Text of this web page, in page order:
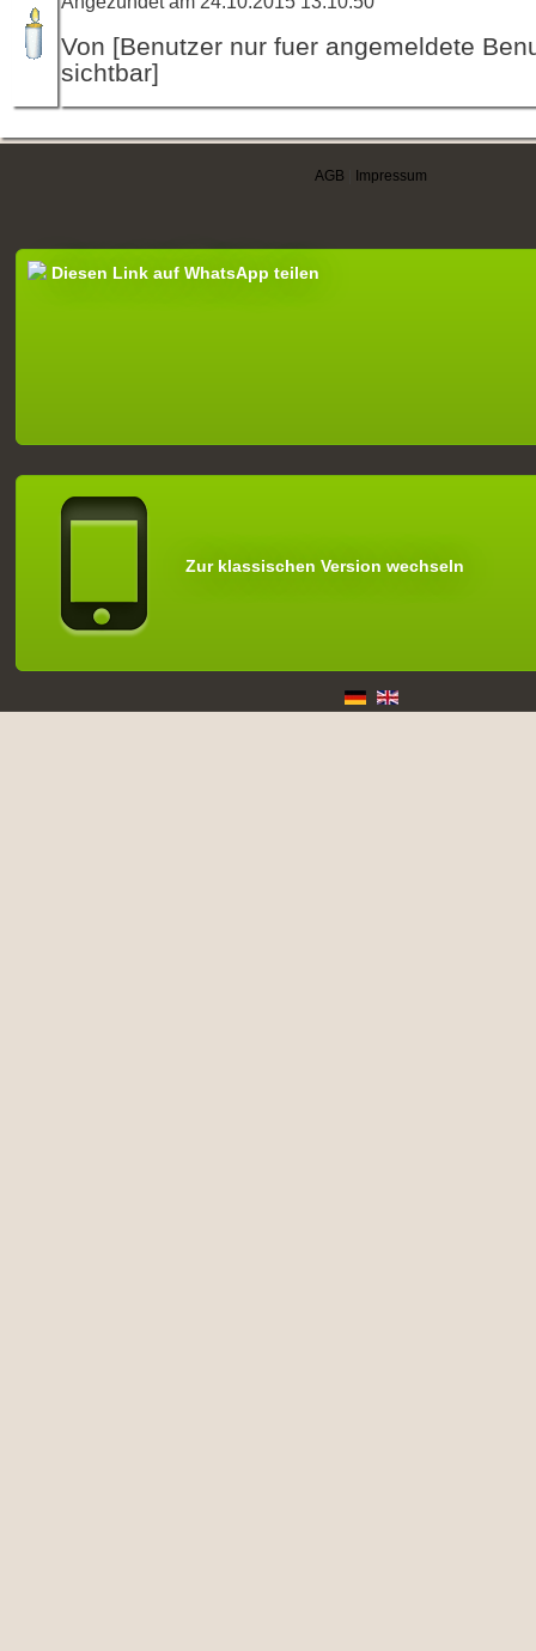
Von [Benutzer nur fuer angemeldete
sichtbar]
AGB Impressum
Diesen Link auf WhatsApp teilen
Zur klassischen Version wechseln